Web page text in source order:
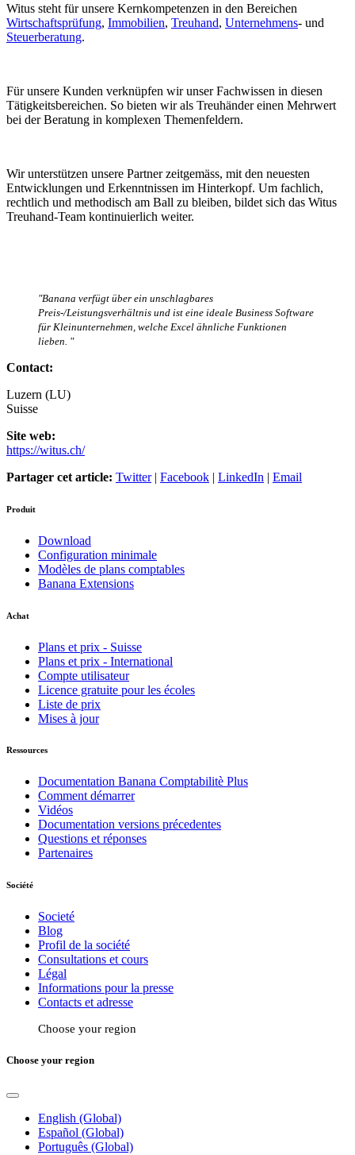
Witus steht für unsere Kernkompetenzen in den Bereichen
Wirtschaftsprüfung, Immobilien, Treuhand, Unternehmens- und
Steuerberatung.
Für unsere Kunden verknüpfen wir unser Fachwissen in diesen
Tätigkeitsbereichen. So bieten wir als Treuhänder einen Mehrwert
bei der Beratung in komplexen Themenfeldern.
Wir unterstützen unsere Partner zeitgemäss, mit den neuesten
Entwicklungen und Erkenntnissen im Hinterkopf. Um fachlich,
rechtlich und methodisch am Ball zu bleiben, bildet sich das Witus
Treuhand-Team kontinuierlich weiter.
"Banana verfügt über ein unschlagbares
Preis-/Leistungsverhältnis und ist eine ideale Business Software
für Kleinunternehmen, welche Excel ähnliche Funktionen
lieben. "
Contact:
Luzern (LU)
Suisse
Site web:
https://witus.ch/
Partager cet article: Twitter| Facebook | LinkedIn | Email
Produit
Download
Configuration minimale
Modèles de plans comptables
Banana Extensions
Achat
Plans et prix - Suisse
Plans et prix - International
Compte utilisateur
Licence gratuite pour les écoles
Liste de prix
Mises à jour
Ressources
Documentation Banana Comptabilitè Plus
Comment démarrer
Vidéos
Documentation versions précedentes
Questions et réponses
Partenaires
Société
Societé
Blog
Profil de la société
Consultations et cours
Légal
Informations pour la presse
Contacts et adresse
Choose your region
Choose your region
English (Global)
Español (Global)
Português (Global)